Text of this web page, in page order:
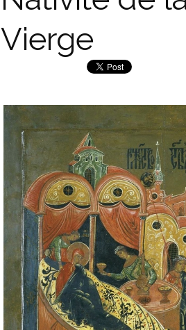
Vierge